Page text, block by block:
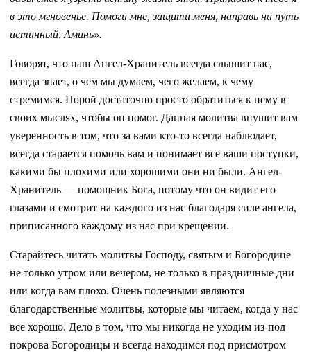
в это мгновенье. Помоги мне, защити меня, направь на путь
истинный. Аминь».
Говорят, что наш Ангел-Хранитель всегда слышит нас,
всегда знает, о чем мы думаем, чего желаем, к чему
стремимся. Порой достаточно просто обратиться к нему в
своих мыслях, чтобы он помог. Данная молитва внушит вам
уверенность в том, что за вами кто-то всегда наблюдает,
всегда старается помочь вам и понимает все ваши поступки,
какими бы плохими или хорошими они ни были. Ангел-
Хранитель — помощник Бога, потому что он видит его
глазами и смотрит на каждого из нас благодаря силе ангела,
приписанного каждому из нас при крещении.
Старайтесь читать молитвы Господу, святым и Богородице
не только утром или вечером, не только в праздничные дни
или когда вам плохо. Очень полезными являются
благодарственные молитвы, которые мы читаем, когда у нас
все хорошо. Дело в том, что мы никогда не уходим из-под
покрова Богородицы и всегда находимся под присмотром